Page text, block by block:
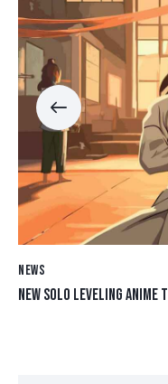
NEWS
NEW SOLO LEVELING ANIME